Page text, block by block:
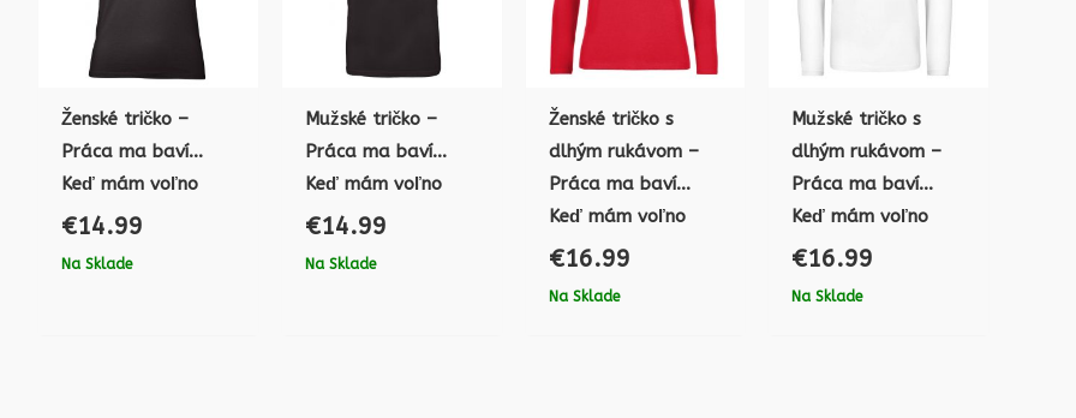
Ženské tričko –
Práca ma baví…
Keď mám voľno
€14.99
Na Sklade
Mužské tričko –
Práca ma baví…
Keď mám voľno
€14.99
Na Sklade
Ženské tričko s
dlhým rukávom –
Práca ma baví…
Keď mám voľno
€16.99
Na Sklade
Mužské tričko s
dlhým rukávom –
Práca ma baví…
Keď mám voľno
€16.99
Na Sklade